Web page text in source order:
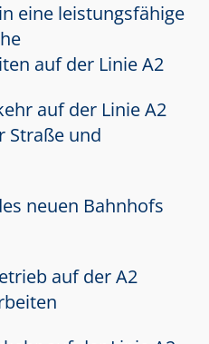
eine leistungsfähige
auf der Linie A2
auf der Linie A2
Straße und
neuen Bahnhofs
auf der A2